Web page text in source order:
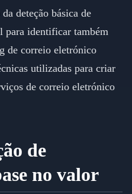
deteção básica de
para identificar também
de correio eletrónico
utilizadas para criar
de correio eletrónico
de
no valor